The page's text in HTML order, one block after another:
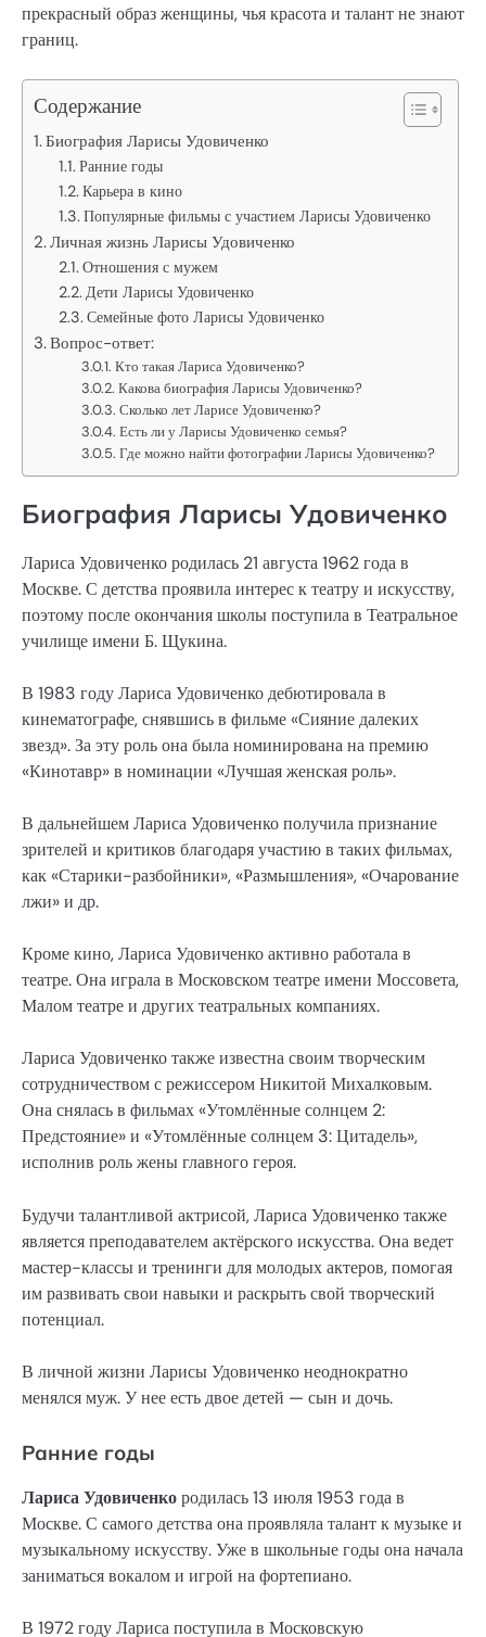
прекрасный образ женщины, чья красота и талант не знают
границ.
Содержание
Биография Ларисы Удовиченко
Ранние годы
Карьера в кино
Популярные фильмы с участием Ларисы Удовиченко
Личная жизнь Ларисы Удовиченко
Отношения с мужем
Дети Ларисы Удовиченко
Семейные фото Ларисы Удовиченко
Вопрос-ответ:
Кто такая Лариса Удовиченко?
Какова биография Ларисы Удовиченко?
Сколько лет Ларисе Удовиченко?
Есть ли у Ларисы Удовиченко семья?
Где можно найти фотографии Ларисы Удовиченко?
Биография Ларисы Удовиченко
Лариса Удовиченко родилась 21 августа 1962 года в
Москве. С детства проявила интерес к театру и искусству,
поэтому после окончания школы поступила в Театральное
училище имени Б. Щукина.
В 1983 году Лариса Удовиченко дебютировала в
кинематографе, снявшись в фильме «Сияние далеких
звезд». За эту роль она была номинирована на премию
«Кинотавр» в номинации «Лучшая женская роль».
В дальнейшем Лариса Удовиченко получила признание
зрителей и критиков благодаря участию в таких фильмах,
как «Старики-разбойники», «Размышления», «Очарование
лжи» и др.
Кроме кино, Лариса Удовиченко активно работала в
театре. Она играла в Московском театре имени Моссовета,
Малом театре и других театральных компаниях.
Лариса Удовиченко также известна своим творческим
сотрудничеством с режиссером Никитой Михалковым.
Она снялась в фильмах «Утомлённые солнцем 2:
Предстояние» и «Утомлённые солнцем 3: Цитадель»,
исполнив роль жены главного героя.
Будучи талантливой актрисой, Лариса Удовиченко также
является преподавателем актёрского искусства. Она ведет
мастер-классы и тренинги для молодых актеров, помогая
им развивать свои навыки и раскрыть свой творческий
потенциал.
В личной жизни Ларисы Удовиченко неоднократно
менялся муж. У нее есть двое детей — сын и дочь.
Ранние годы
Лариса Удовиченкородилась 13 июля 1953 года в
Москве. С самого детства она проявляла талант к музыке и
музыкальному искусству. Уже в школьные годы она начала
заниматься вокалом и игрой на фортепиано.
В 1972 году Лариса поступила в Московскую